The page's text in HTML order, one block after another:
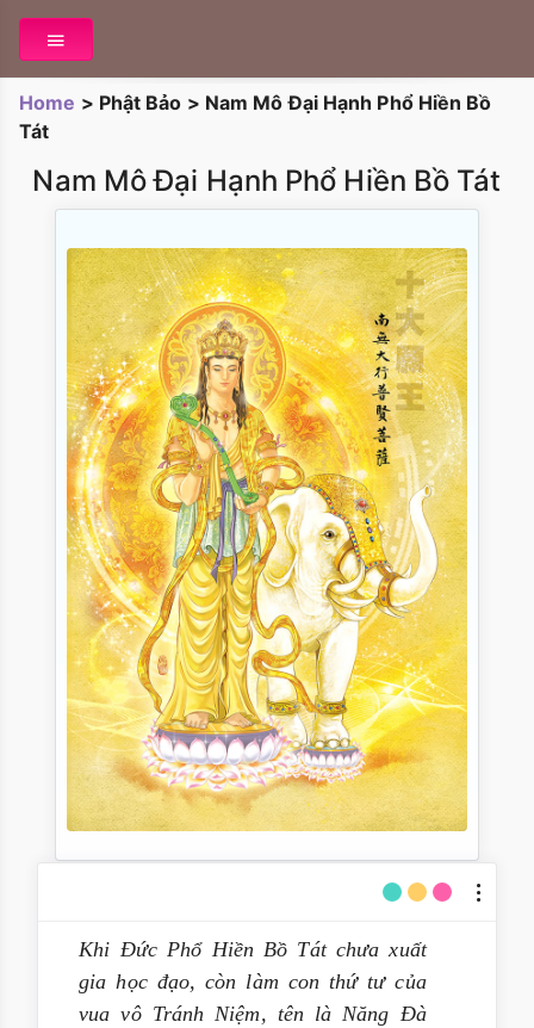
Home > Phật Bảo > Nam Mô Đại Hạnh Phổ Hiền Bồ
Tát
Nam Mô Đại Hạnh Phổ Hiền Bồ Tát
Khi Đức Phổ Hiền Bồ Tát chưa xuất
gia học đạo, còn làm con thứ tư của
vua vô Tránh Niệm, tên là Năng Đà